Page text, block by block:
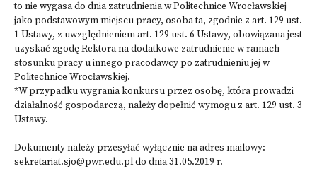
to nie wygasa do dnia zatrudnienia w Politechnice Wrocławskiej
jako podstawowym miejscu pracy, osoba ta, zgodnie z art. 129 ust.
1 Ustawy, z uwzględnieniem art. 129 ust. 6 Ustawy, obowiązana jest
uzyskać zgodę Rektora na dodatkowe zatrudnienie w ramach
stosunku pracy u innego pracodawcy po zatrudnieniu jej w
Politechnice Wrocławskiej.
*W przypadku wygrania konkursu przez osobę, która prowadzi
działalność gospodarczą, należy dopełnić wymogu z art. 129 ust. 3
Ustawy.​​
Dokumenty należy przesyłać wyłącznie na adres mailowy:
sekretariat.sjo@pwr.edu.pl do dnia 31.05.2019 r.